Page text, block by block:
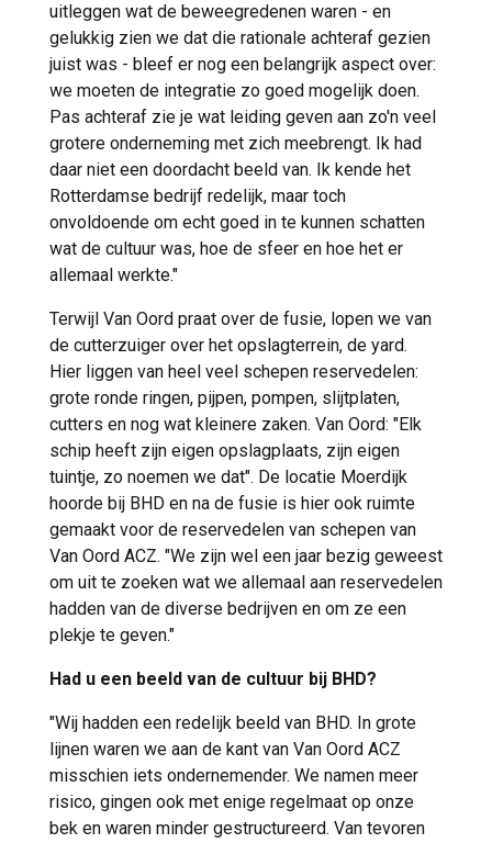
uitleggen wat de beweegredenen waren - en
gelukkig zien we dat die rationale achteraf gezien
juist was - bleef er nog een belangrijk aspect over:
we moeten de integratie zo goed mogelijk doen.
Pas achteraf zie je wat leiding geven aan zo'n veel
grotere onderneming met zich meebrengt. Ik had
daar niet een doordacht beeld van. Ik kende het
Rotterdamse bedrijf redelijk, maar toch
onvoldoende om echt goed in te kunnen schatten
wat de cultuur was, hoe de sfeer en hoe het er
allemaal werkte."
Terwijl Van Oord praat over de fusie, lopen we van
de cutterzuiger over het opslagterrein, de yard.
Hier liggen van heel veel schepen reservedelen:
grote ronde ringen, pijpen, pompen, slijtplaten,
cutters en nog wat kleinere zaken. Van Oord: "Elk
schip heeft zijn eigen opslagplaats, zijn eigen
tuintje, zo noemen we dat". De locatie Moerdijk
hoorde bij BHD en na de fusie is hier ook ruimte
gemaakt voor de reservedelen van schepen van
Van Oord ACZ. "We zijn wel een jaar bezig geweest
om uit te zoeken wat we allemaal aan reservedelen
hadden van de diverse bedrijven en om ze een
plekje te geven."
Had u een beeld van de cultuur bij BHD?
"Wij hadden een redelijk beeld van BHD. In grote
lijnen waren we aan de kant van Van Oord ACZ
misschien iets ondernemender. We namen meer
risico, gingen ook met enige regelmaat op onze
bek en waren minder gestructureerd. Van tevoren